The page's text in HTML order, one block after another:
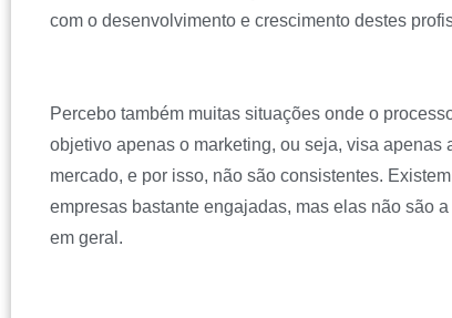
com o desenvolvimento e crescimento destes
Percebo também muitas situações onde o
objetivo apenas o marketing, ou seja, visa
mercado, e por isso, não são consistentes.
empresas bastante engajadas, mas elas não são
em geral.